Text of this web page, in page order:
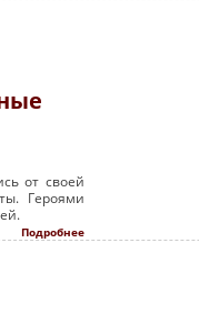
от своей
Героями
Подробнее